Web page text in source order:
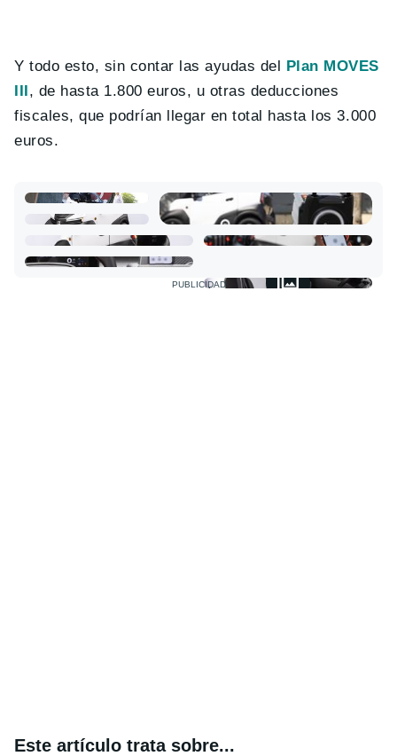
Y todo esto, sin contar las ayudas del Plan MOVES
III, de hasta 1.800 euros, u otras deducciones
fiscales, que podrían llegar en total hasta los 3.000
euros.
Este artículo trata sobre...